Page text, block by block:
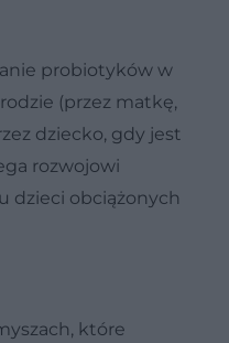
probiotyków w
(przez matkę,
dziecko, gdy jest
rozwojowi
u dzieci obciążonych
które